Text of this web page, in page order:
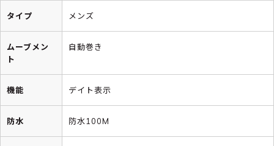
タイプ メンズ
ムーブメン
ト
自動巻き
機能 デイト表示
防水 防水100M